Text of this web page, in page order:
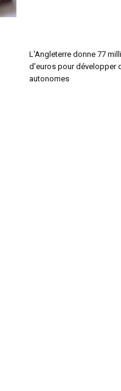
L'Angleterre donne 77
d'euros pour développer
autonomes